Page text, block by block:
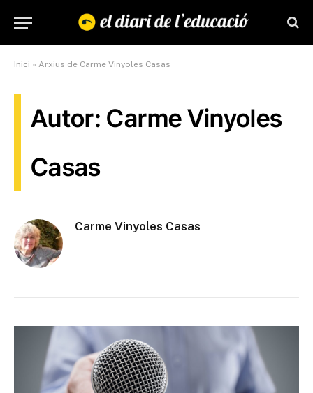
Inici » Arxius de Carme Vinyoles Casas
Autor: Carme Vinyoles
Casas
Carme Vinyoles Casas